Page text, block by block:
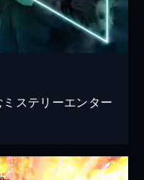
ステリーエンター